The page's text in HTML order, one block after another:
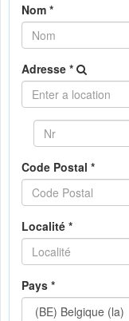
Nom *
Adresse *
Code Postal *
Localité *
Pays *